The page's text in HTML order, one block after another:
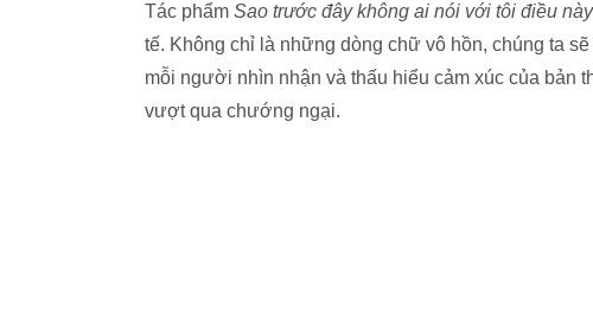
Tác phẩm Sao trước đây không ai nói với tôi điều này
tế. Không chỉ là những dòng chữ vô hồn, chúng ta
mỗi người nhìn nhận và thấu hiểu cảm xúc của bản
vượt qua chướng ngại.